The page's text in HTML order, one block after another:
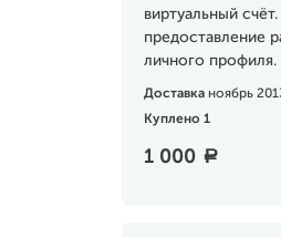
виртуальный
предоставление
личного профиля.
Доставка ноябрь
Куплено 1
1 000 a